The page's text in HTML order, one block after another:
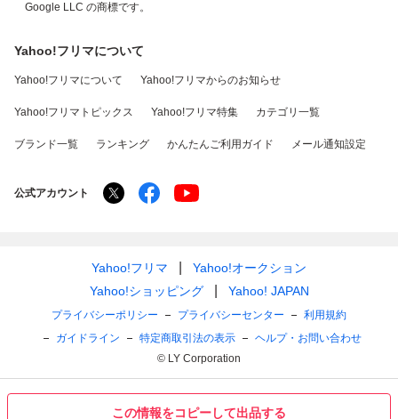
この情報をコピーして出品する
Google LLC の商標です。
Yahoo!フリマについて
Yahoo!フリマについて Yahoo!フリマからのお知らせ
Yahoo!フリマトピックス Yahoo!フリマ特集 カテゴリ一覧
ブランド一覧 ランキング かんたんご利用ガイド メール通知設定
公式アカウント
Yahoo!フリマ
Yahoo!オークション
Yahoo!ショッピング
Yahoo! JAPAN
プライバシーポリシー プライバシーセンター
利用規約
ガイドライン
特定商取引法の表示
ヘルプ・お問い合わせ
© LY Corporation